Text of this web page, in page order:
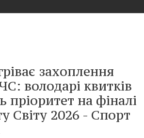
захоплення
володарі квитків
на фіналі
Світу 2026 - Спорт